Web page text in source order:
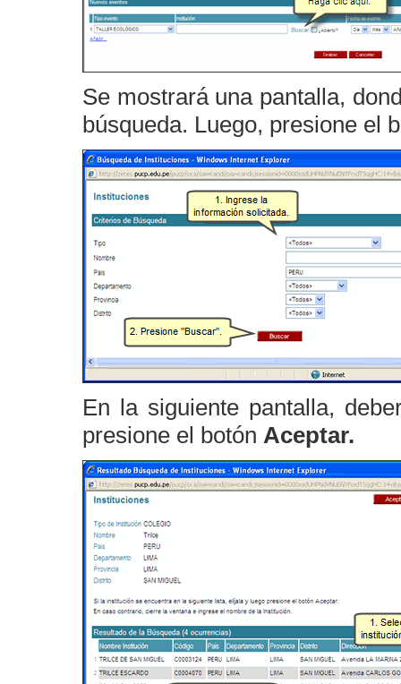
Se mostrará una pantalla,
búsqueda. Luego, presione el
En la siguiente pantalla,
presione el botón Aceptar.